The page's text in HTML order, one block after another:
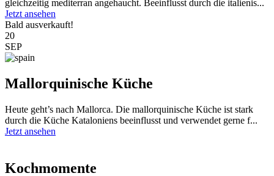
gleichzeitig mediterran angehaucht. Beeinflusst durch die italienis...
Jetzt ansehen
Bald ausverkauft!
20
SEP
Mallorquinische Küche
Heute geht’s nach Mallorca. Die mallorquinische Küche ist stark
durch die Küche Kataloniens beeinflusst und verwendet gerne f...
Jetzt ansehen
Kochmomente